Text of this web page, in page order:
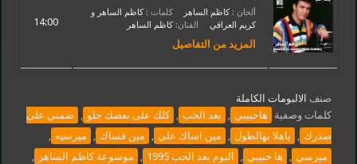
ألحان :كاظم الساهر كلمات :كاظم الساهر و
كريم العراقي
الفنان:كاظم الساهر
المزيد من التفاصيل
14:00
صنف الالبومات الكاملة
كلمات وصفية
هاحبيبي , بعد الحب , كلك على بعضك حلو ,
ضمني على
صدرك , ياهلا بهالطول , مين اساك علي , مين قساك , ميرسيه ,
ميرسي , ها حبيبي , البوم بعد الحب 1995 , موسوعة كاظم الساهر
,